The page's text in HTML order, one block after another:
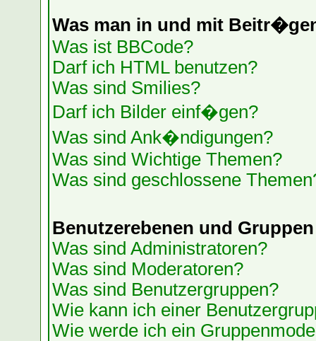
Was man in und mit
Was ist BBCode?
Darf ich HTML benutzen?
Was sind Smilies?
Darf ich Bilder einf�gen?
Was sind Ank�ndigungen?
Was sind Wichtige Themen?
Was sind geschlossene
Benutzerebenen und Gruppen
Was sind Administratoren?
Was sind Moderatoren?
Was sind Benutzergruppen?
Wie kann ich einer
Wie werde ich ein